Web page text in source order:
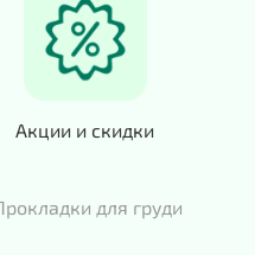
Акции и скидки
для груди